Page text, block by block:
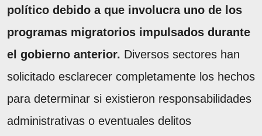
político debido a que involucra uno de los
programas migratorios impulsados durante
el gobierno anterior. Diversos sectores han
solicitado esclarecer completamente los hechos
para determinar si existieron responsabilidades
administrativas o eventuales delitos